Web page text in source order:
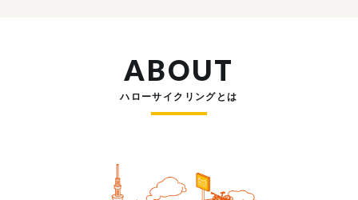
ABOUT
ハローサイクリングとは